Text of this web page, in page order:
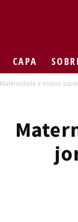
CAPA
Maternidade e ensino